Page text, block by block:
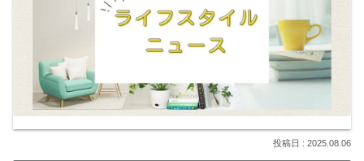
2025.08.06